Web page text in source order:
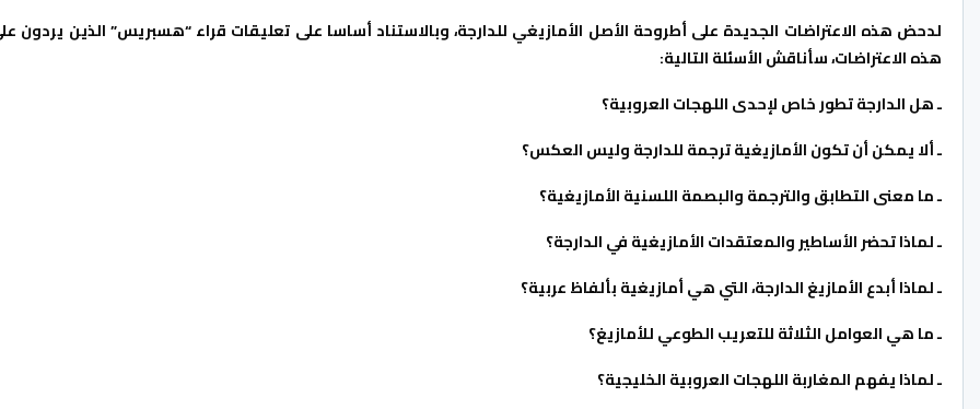
لدحض هذه الاعتراضات الجديدة على أطروحة الأصل الأمازيغي للدارجة، وبالاستناد أساسا على تعليقات قراء “هسبريس” الذين يردون
هذه الاعتراضات، سأناقش الأسئلة التالية:
ـ هل الدارجة تطور خاص لإحدى اللهجات العروبية؟
ـ ألا يمكن أن تكون الأمازيغية ترجمة للدارجة وليس العكس؟
ـ ما معنى التطابق والترجمة والبصمة اللسنية الأمازيغية؟
ـ لماذا تحضر الأساطير والمعتقدات الأمازيغية في الدارجة؟
ـ لماذا أبدع الأمازيغ الدارجة، التي هي أمازيغية بألفاظ عربية؟
ـ ما هي العوامل الثلاثة للتعريب الطوعي للأمازيغ؟
ـ لماذا يفهم المغاربة اللهجات العروبية الخليجية؟